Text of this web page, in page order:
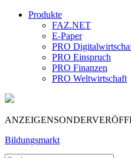
Produkte
FAZ.NET
E-Paper
PRO
PRO Einspruch
PRO Finanzen
PRO Weltwirtschaft
Bildungsmarkt